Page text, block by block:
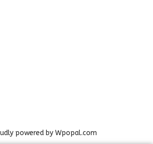
powered by Wpopal.com